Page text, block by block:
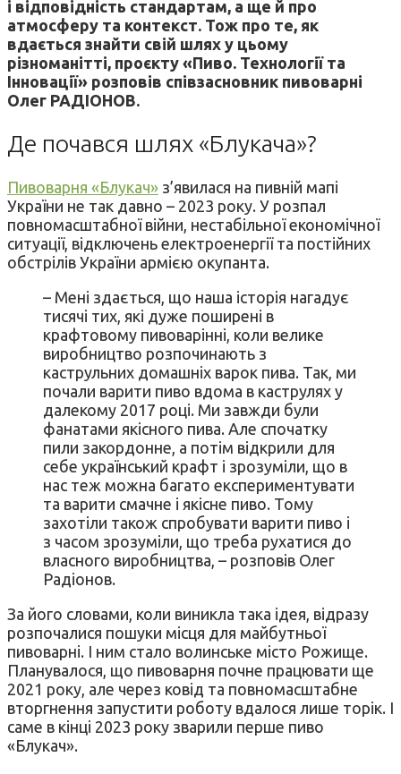
і відповідність стандартам, а ще й про
атмосферу та контекст. Тож про те, як
вдається знайти свій шлях у цьому
різноманітті, проєкту «Пиво. Технології та
Інновації» розповів співзасновник пивоварні
Олег РАДІОНОВ.
Де почався шлях «Блукача»?
Пивоварня «Блукач» з’явилася на пивній мапі
України не так давно – 2023 року. У розпал
повномасштабної війни, нестабільної економічної
ситуації, відключень електроенергії та постійних
обстрілів України армією окупанта.
– Мені здається, що наша історія нагадує
тисячі тих, які дуже поширені в
крафтовому пивоварінні, коли велике
виробництво розпочинають з
каструльних домашніх варок пива. Так, ми
почали варити пиво вдома в каструлях у
далекому 2017 році. Ми завжди були
фанатами якісного пива. Але спочатку
пили закордонне, а потім відкрили для
себе український крафт і зрозуміли, що в
нас теж можна багато експериментувати
та варити смачне і якісне пиво. Тому
захотіли також спробувати варити пиво і
з часом зрозуміли, що треба рухатися до
власного виробництва, – розповів Олег
Радіонов.
За його словами, коли виникла така ідея, відразу
розпочалися пошуки місця для майбутньої
пивоварні. І ним стало волинське місто Рожище.
Планувалося, що пивоварня почне працювати ще
2021 року, але через ковiд та повномасштабне
вторгнення запустити роботу вдалося лише торік. І
саме в кінці 2023 року зварили перше пиво
«Блукач».